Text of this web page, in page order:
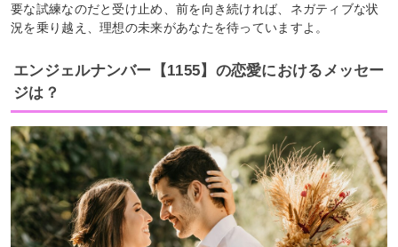
要な試練なのだと受け止め、前を向き続ければ、ネガティブな状
況を乗り越え、理想の未来があなたを待っていますよ。
エンジェルナンバー【1155】の恋愛におけるメッセー
ジは？